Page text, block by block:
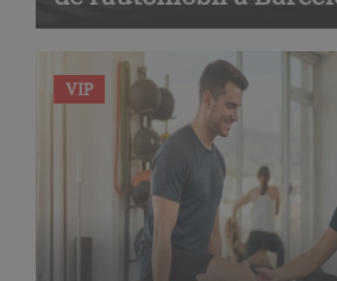
serveis de taller i
avançada
VIP